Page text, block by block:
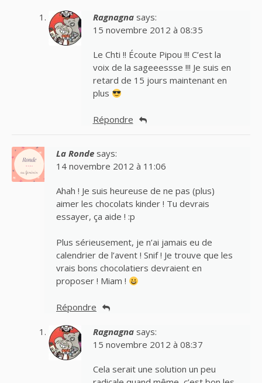
Ragnagna says:
15 novembre 2012 à 08:35
Le Chti !! Écoute Pipou !!! C’est la
voix de la sageeessse !!! Je suis en
retard de 15 jours maintenant en
plus
Répondre
La Ronde says:
14 novembre 2012 à 11:06
Ahah ! Je suis heureuse de ne pas (plus)
aimer les chocolats kinder ! Tu devrais
essayer, ça aide ! :p
Plus sérieusement, je n’ai jamais eu de
calendrier de l’avent ! Snif ! Je trouve que les
vrais bons chocolatiers devraient en
proposer ! Miam !
Répondre
Ragnagna says:
15 novembre 2012 à 08:37
Cela serait une solution un peu